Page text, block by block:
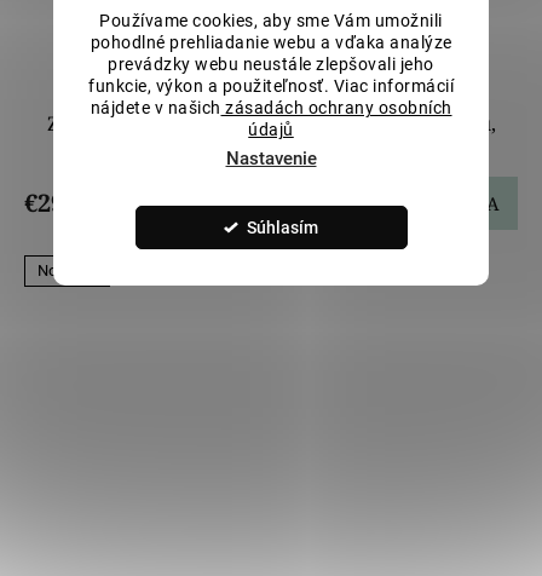
Používame cookies, aby sme Vám umožnili
pohodlné prehliadanie webu a vďaka analýze
prevádzky webu neustále zlepšovali jeho
funkcie, výkon a použiteľnosť. Viac informácií
nájdete v našich zásadách ochrany osobních
údajů
Nastavenie
Súhlasím
Zlatý obojstranný prívesok s Ježišom a Madonou,
malý LLV22-GP095S
€299,69 DO KOŠÍKA
Novinka!